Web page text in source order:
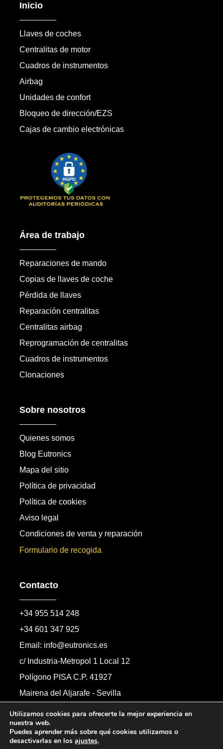
Inicio
Llaves de coches
Centralitas de motor
Cuadros de instrumentos
Airbag
Unidades de confort
Bloqueo de dirección/EZS
Cajas de cambio electrónicas
Área de trabajo
Reparaciones de mando
Copias de llaves de coche
Pérdida de llaves
Reparación centralitas
Centralitas airbag
Reprogramación de centralitas
Cuadros de instrumentos
Clonaciones
Sobre nosotros
Quienes somos
Blog Eutronics
Mapa del sitio
Política de privacidad
Política de cookies
Aviso legal
Condiciones de venta y reparación
Formulario de recogida
Contacto
+34 955 514 248
+34 601 347 925
Email: info@eutronics.es
c/ Industria-Metropol 1 Local 12
Polígono PISA C.P. 41927
Mairena del Aljarafe - Sevilla
Formulario de contacto
Utilizamos cookies para ofrecerte la mejor experiencia en
nuestra web.
Puedes aprender más sobre qué cookies utilizamos o
desactivarlas en los ajustes.